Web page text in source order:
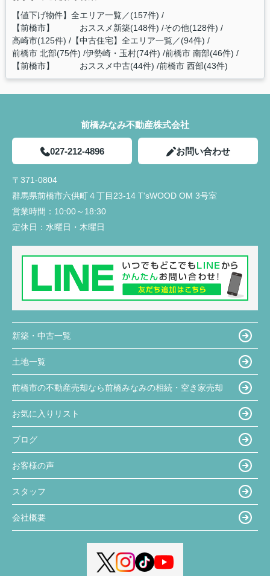
【値下げ物件】全エリア一覧／(157件)
【前橋市】 おススメ新築(148件) その他(128件)
高崎市(125件) 【中古住宅】全エリア一覧／(94件)
前橋市 北部(75件) 伊勢崎・玉村(74件) 前橋市 南部(46件)
【前橋市】 おススメ中古(44件) 前橋市 西部(43件)
前橋みなみ不動産株式会社
027-212-4896 お問い合わせ
〒371-0804
群馬県前橋市六供町４丁目23‐14 T'sWOOD OM 3号室
営業時間： 10:00～18:30
定休日： 水曜日・木曜日
新築・中古一覧
土地一覧
前橋市の不動産売却なら前橋みなみの相続・空き家売却
お気に入りリスト
ブログ
お客様の声
スタッフ
会社概要